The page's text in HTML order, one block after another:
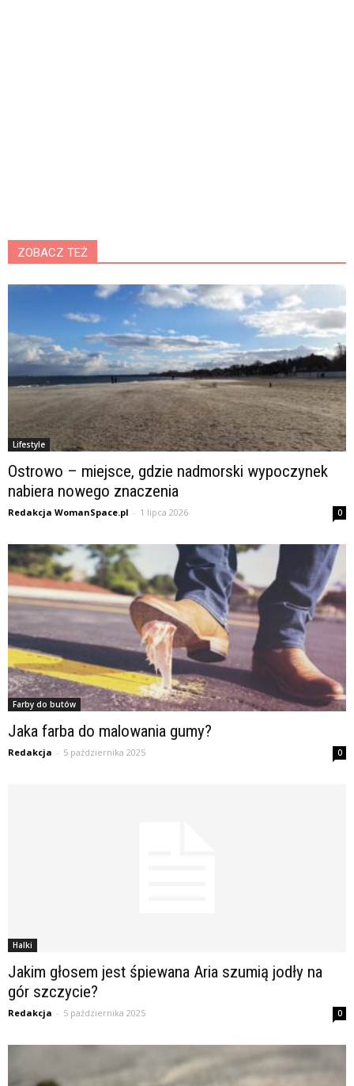
ZOBACZ TEŻ
Lifestyle
Ostrowo – miejsce, gdzie nadmorski wypoczynek
nabiera nowego znaczenia
Redakcja WomanSpace.pl - 1 lipca 2026 0
Farby do butów
Jaka farba do malowania gumy?
Redakcja - 5 października 2025 0
Halki
Jakim głosem jest śpiewana Aria szumią jodły na
gór szczycie?
Redakcja - 5 października 2025 0